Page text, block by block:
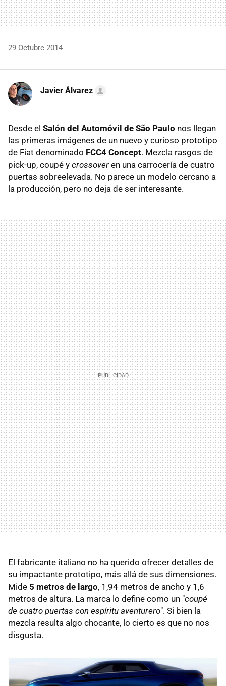
29 Octubre 2014
Javier Álvarez
Desde el Salón del Automóvil de São Paulo nos llegan
las primeras imágenes de un nuevo y curioso prototipo
de Fiat denominado FCC4 Concept. Mezcla rasgos de
pick-up, coupé y crossover en una carrocería de cuatro
puertas sobreelevada. No parece un modelo cercano a
la producción, pero no deja de ser interesante.
El fabricante italiano no ha querido ofrecer detalles de
su impactante prototipo, más allá de sus dimensiones.
Mide 5 metros de largo, 1,94 metros de ancho y 1,6
metros de altura. La marca lo define como un "coupé
de cuatro puertas con espíritu aventurero". Si bien la
mezcla resulta algo chocante, lo cierto es que no nos
disgusta.